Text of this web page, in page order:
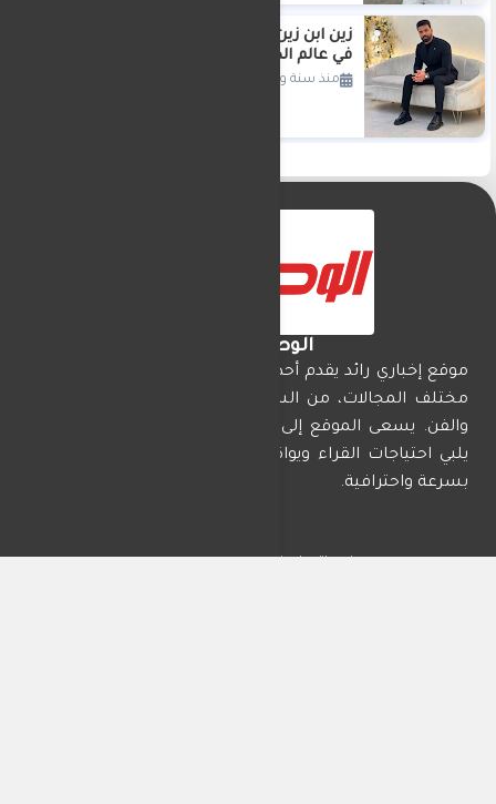
زين ابن زين… حضور جديد يفرض نفسه
في عالم الدراما
منذ سنة واحدة
الوطن تايمز
موقع إخباري رائد يقدم أحدث الأخبار المحلية والدولية في
مختلف المجالات، من السياسة والاقتصاد إلى الرياضة
والفن. يسعى الموقع إلى تقديم محتوى موثوق ومتجدد
يلبي احتياجات القراء ويواكب الأحداث الجارية في العالم
بسرعة واحترافية.